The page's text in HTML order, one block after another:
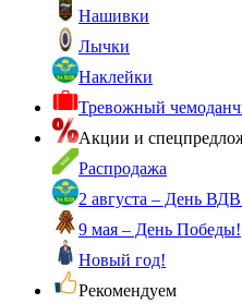
Нашивки
Лычки
Наклейки
Тревожный
Акции и
Распродажа
2 августа – День
9 мая – День Победы!
Новый год!
Рекомендуем